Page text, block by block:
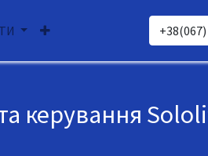
керування